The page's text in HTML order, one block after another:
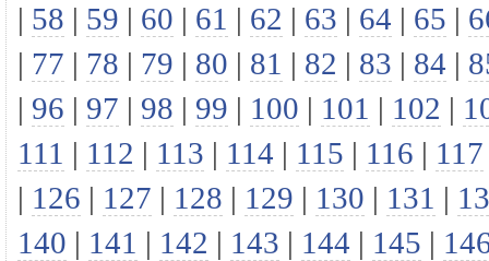
| 58 | 59 | 60 | 61 | 62 | 63 | 64 | 65 |
| 77 | 78 | 79 | 80 | 81 | 82 | 83 | 84 |
| 96 | 97 | 98 | 99 | 100 | 101 | 102 |
111 | 112 | 113 | 114 | 115 | 116 | 117
| 126 | 127 | 128 | 129 | 130 | 131 |
140 | 141 | 142 | 143 | 144 | 145 |